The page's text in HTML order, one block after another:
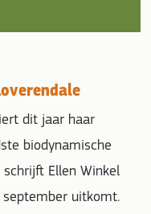
dit jaar haar
biodynamische
Ellen Winkel
uitkomt.